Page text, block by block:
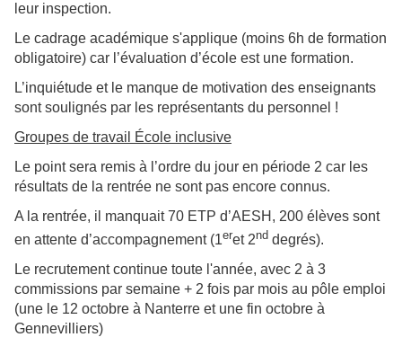
leur inspection.
Le cadrage académique s'applique (moins 6h de formation
obligatoire) car l’évaluation d’école est une formation.
L’inquiétude et le manque de motivation des enseignants
sont soulignés par les représentants du personnel !
Groupes de travail École inclusive
Le point sera remis à l’ordre du jour en période 2 car les
résultats de la rentrée ne sont pas encore connus.
A la rentrée, il manquait 70 ETP d’AESH, 200 élèves sont
en attente d’accompagnement (1eret 2nd degrés).
Le recrutement continue toute l'année, avec 2 à 3
commissions par semaine + 2 fois par mois au pôle emploi
(une le 12 octobre à Nanterre et une fin octobre à
Gennevilliers)